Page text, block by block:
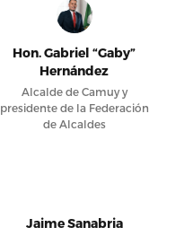
Hon. Gabriel “Gaby”
Hernández
Alcalde de Camuy y
presidente de la Federación
de Alcaldes
Jaime Sanabria